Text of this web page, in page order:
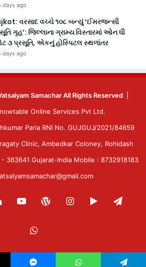
days ago
વરસાદ વચ્ચે ૧૦૮ બન્યું ‘ઈમરજન્સી
ગૃહ’: જિલ્લાના ગ્રામ્ય વિસ્તારમાં ઓન ધી
૩ પ્રસૂતિ, એકનું હોસ્પિટલ સ્થળાંતર
days ago
Samachar All Rights Reserved
Online Services Pvt Ltd.
Paria RNI No. GUJGUJ/2021/84659
Clinic, Ambedkar Coloney, Rohidash
363641 Gujarat-India Mobile : 8732918183
LinkedInYouTubeWordPressInstagram
Google
WhatsApp